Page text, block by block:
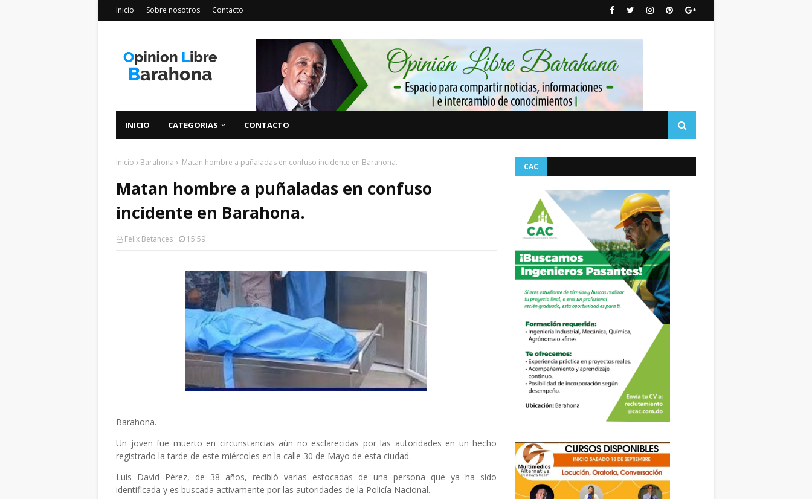
Inicio Sobre nosotros Contacto
INICIO CATEGORIAS CONTACTO
Inicio Barahona Matan hombre a puñaladas en confuso incidente en Barahona.
Matan hombre a puñaladas en confuso
incidente en Barahona.
Félix Betances 15:59
Barahona.
Un joven fue muerto en circunstancias aún no esclarecidas por las autoridades en un hecho
registrado la tarde de este miércoles en la calle 30 de Mayo de esta ciudad.
Luis David Pérez, de 38 años, recibió varias estocadas de una persona que ya ha sido
identificada y es buscada activamente por las autoridades de la Policía Nacional.
CAC